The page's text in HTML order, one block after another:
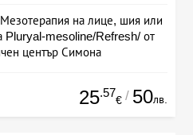
на лице, шия или
Pluryal-mesoline/Refresh/ от
център Симона
25.57
€ / 50лв.